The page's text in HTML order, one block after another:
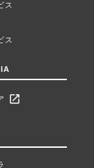
ス
ス
open_in_new